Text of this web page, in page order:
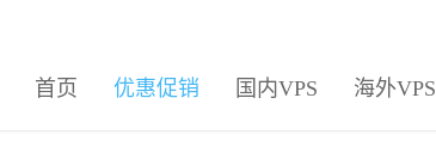
首页 优惠促销 国内VPS 海外VPS